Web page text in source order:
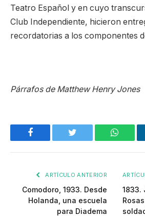
Teatro Español y en cuyo
Club Independiente, hicieron
recordatorias a los componentes
Párrafos de Matthew Henry Jones
Facebook Twitter
ARTÍCULO ANTERIOR
Comodoro, 1933. Desde
Holanda, una escuela
para Diadema
1833.